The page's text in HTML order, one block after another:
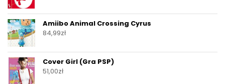
Amiibo Animal Crossing Cyrus
84,99zł
Cover Girl (Gra PSP)
51,00zł